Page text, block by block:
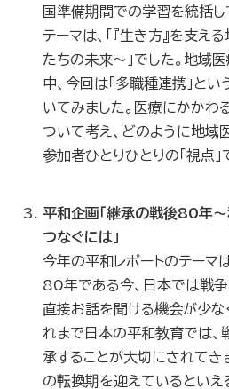
国準備期間での学習を統括し
テーマは、「『生き方』を支
たちの未来〜」でした。地域
中、今回は「多職種連携」と
いてみました。医療にかかわ
ついて考え、どのように地域
参加者ひとりひとりの「視点」
平和企画「継承の戦後80年
つなぐには」
今年の平和レポートのテーマ
80年である今、日本では戦争
直接お話を聞ける機会が少な
れまで日本の平和教育では
承することが大切にされてき
の転換期を迎えているといえ